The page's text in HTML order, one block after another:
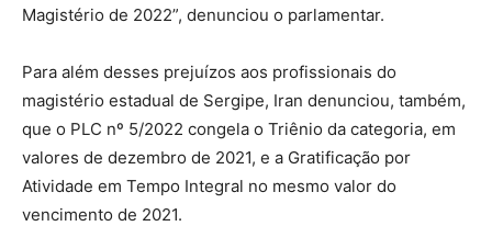
Magistério de 2022”, denunciou o parlamentar.
Para além desses prejuízos aos profissionais do
magistério estadual de Sergipe, Iran denunciou, também,
que o PLC nº 5/2022 congela o Triênio da categoria, em
valores de dezembro de 2021, e a Gratificação por
Atividade em Tempo Integral no mesmo valor do
vencimento de 2021.